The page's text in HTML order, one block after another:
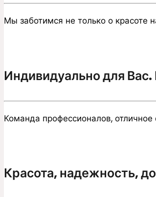
Мы заботимся не только о красоте
Индивидуально для Вас.
Команда профессионалов, отличное
Красота, надежность,